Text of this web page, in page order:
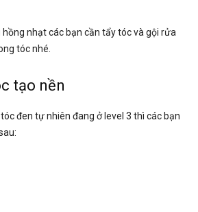
nhạt các bạn cần tẩy tóc và gội rửa
tóc nhé.
tạo nền
đen tự nhiên đang ở level 3 thì các bạn